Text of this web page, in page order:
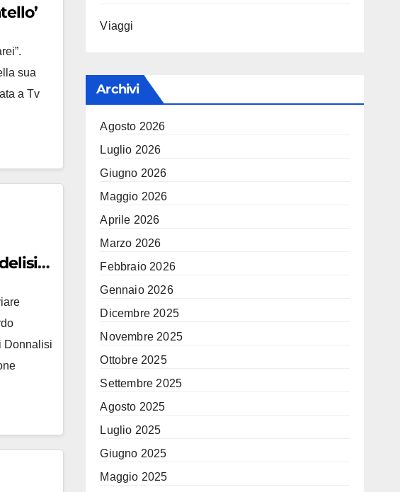
sua
a Tv
e
Donnalisi
Viaggi
Archivi
Agosto 2026
Luglio 2026
Giugno 2026
Maggio 2026
Aprile 2026
Marzo 2026
Febbraio 2026
Gennaio 2026
Dicembre 2025
Novembre 2025
Ottobre 2025
Settembre 2025
Agosto 2025
Luglio 2025
Giugno 2025
Maggio 2025